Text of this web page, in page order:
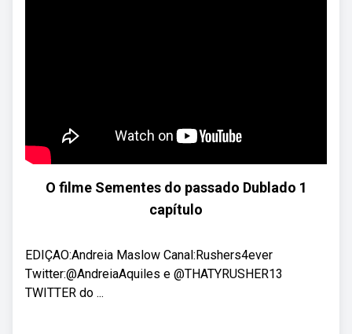
O filme Sementes do passado Dublado 1
capítulo
EDIÇAO:Andreia Maslow Canal:Rushers4ever
Twitter:@AndreiaAquiles e @THATYRUSHER13
TWITTER do ...